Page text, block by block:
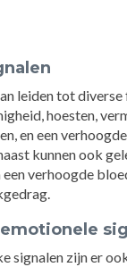
leiden tot diverse
hoesten,
en een
kunnen ook
verhoogde
signalen zijn er